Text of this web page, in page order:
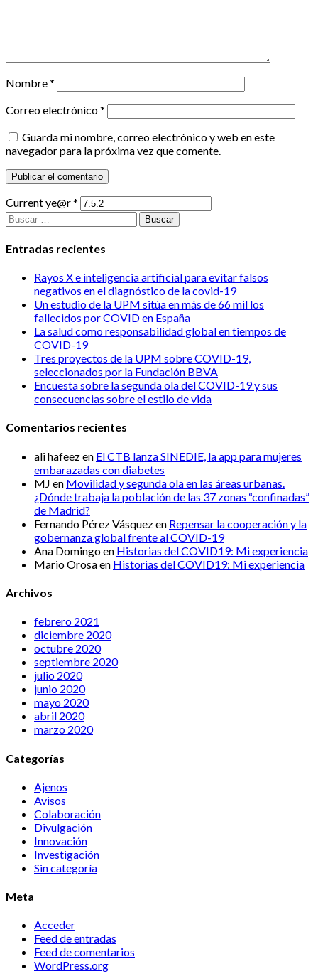
Nombre*
Correo electrónico*
Guarda mi nombre, correo electrónico y web en este
navegador para la próxima vez que comente.
Current ye@r*
Buscar:
Entradas recientes
Rayos X e inteligencia artificial para evitar falsos
negativos en el diagnóstico de la covid-19
Un estudio de la UPM sitúa en más de 66 mil los
fallecidos por COVID en España
La salud como responsabilidad global en tiempos de
COVID-19
Tres proyectos de la UPM sobre COVID-19,
seleccionados por la Fundación BBVA
Encuesta sobre la segunda ola del COVID-19 y sus
consecuencias sobre el estilo de vida
Comentarios recientes
ali hafeezen El CTB lanza SINEDIE, la app para mujeres
embarazadas con diabetes
MJ en Movilidad y segunda ola en las áreas urbanas.
¿Dónde trabaja la población de las 37 zonas “confinadas”
de Madrid?
Fernando Pérez Vásquezen Repensar la cooperación y la
gobernanza global frente al COVID-19
Ana Domingoen Historias del COVID19: Mi experiencia
Mario Orosaen Historias del COVID19: Mi experiencia
Archivos
febrero 2021
diciembre 2020
octubre 2020
septiembre 2020
julio 2020
junio 2020
mayo 2020
abril 2020
marzo 2020
Categorías
Ajenos
Avisos
Colaboración
Divulgación
Innovación
Investigación
Sin categoría
Meta
Acceder
Feed de entradas
Feed de comentarios
WordPress.org